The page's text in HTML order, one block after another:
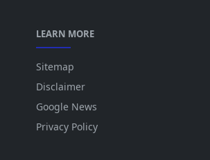
LEARN MORE
Sitemap
Disclaimer
Google News
Privacy Policy